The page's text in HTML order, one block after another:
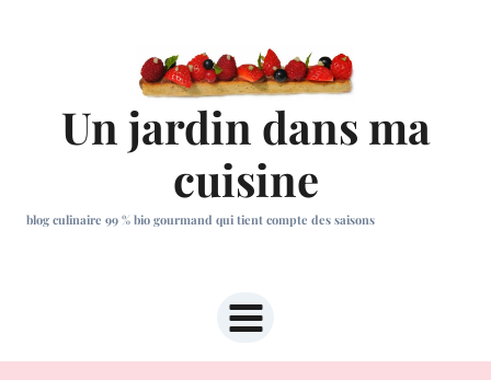
Un jardin dans ma
cuisine
blog culinaire 99 % bio gourmand qui tient compte des saisons